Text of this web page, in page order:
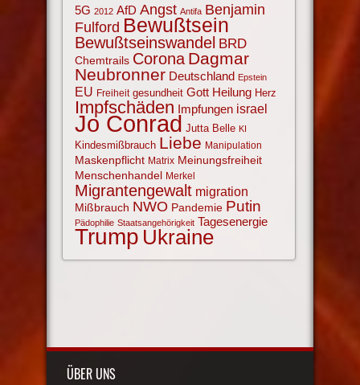
5G 2012 AfD Angst Antifa Benjamin
Fulford Bewußtsein
Bewußtseinswandel BRD
Chemtrails Corona Dagmar
Neubronner Deutschland Epstein
EU Freiheit gesundheit Gott Heilung Herz
Impfschäden Impfungen israel
Jo Conrad Jutta Belle KI
Kindesmißbrauch Liebe Manipulation
Maskenpflicht Matrix Meinungsfreiheit
Menschenhandel Merkel
Migrantengewalt migration
Mißbrauch NWO Pandemie Putin
Pädophilie Staatsangehörigkeit Tagesenergie
Trump Ukraine
ÜBER UNS